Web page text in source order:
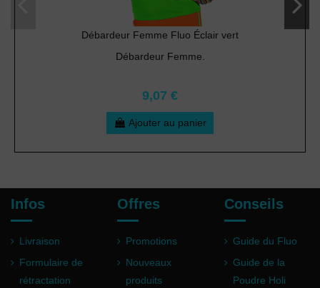
Débardeur Femme Fluo Éclair vert
Débardeur Femme.
9,07 €
Ajouter au panier
Infos
Livraison
Formulaire de
rétractation
Offres
Promotions
Nouveaux
produits
Conseils
Guide du Fluo
Guide de la
Poudre Holi